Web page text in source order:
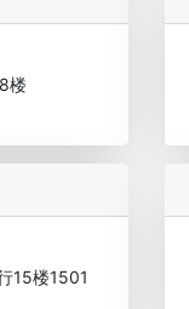
值品牌移民机构
楼
15楼1501